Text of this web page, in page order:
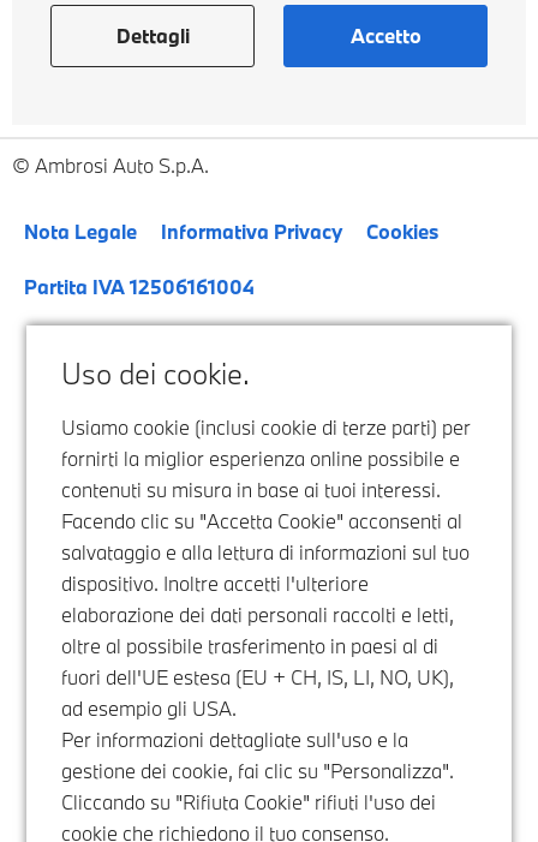
Uso dei cookie.
Usiamo cookie (inclusi cookie di terze parti) per
fornirti la miglior esperienza online possibile e
contenuti su misura in base ai tuoi interessi.
Facendo clic su "Accetta Cookie" acconsenti al
salvataggio e alla lettura di informazioni sul tuo
dispositivo. Inoltre accetti l'ulteriore
elaborazione dei dati personali raccolti e letti,
oltre al possibile trasferimento in paesi al di
fuori dell'UE estesa (EU + CH, IS, LI, NO, UK),
ad esempio gli USA.
Per informazioni dettagliate sull'uso e la
gestione dei cookie, fai clic su "Personalizza".
Cliccando su "Rifiuta Cookie" rifiuti l'uso dei
cookie che richiedono il tuo consenso.
Dettagli Accetto
Ambrosi Auto S.p.A.
Nota Legale Informativa Privacy Cookies
Partita IVA 12506161004